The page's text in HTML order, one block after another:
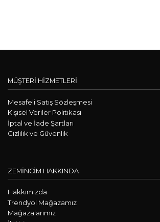
MÜŞTERİ HİZMETLERİ
Mesafeli Satış Sözleşmesi
KişiseI Veriler Politikası
İptal ve İade Şartları
Gizlilik ve Güvenlik
ZEMİNCİM HAKKINDA
Hakkımızda
Trendyol Mağazamız
Mağazalarımız